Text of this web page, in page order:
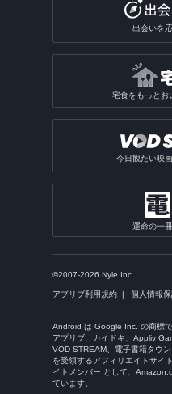
出会いを
宅食をもっとお
今日観たい映
運命の一
©2007-2026 Nyle Inc.
アプリブ利用規約 個人情報
Android は Google Inc. の商標で
アプリブ、カイドキ、Appliv
VOD STREAM、電子書籍タウ
を受領するアフィリエイトサイ
イトメンバー として、
ています。